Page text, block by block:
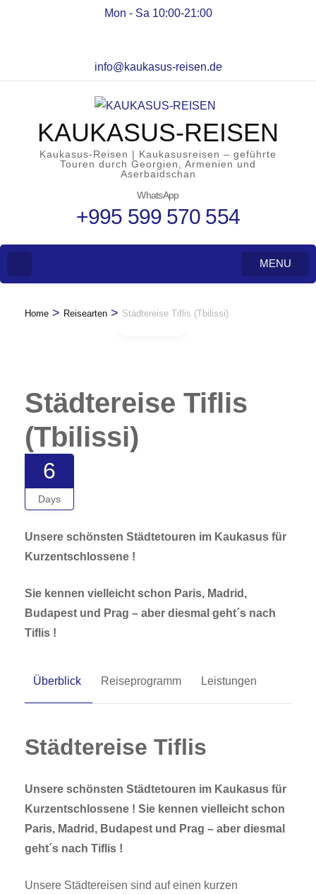
Mon - Sa 10:00-21:00
info@kaukasus-reisen.de
KAUKASUS-REISEN
Kaukasus-Reisen | Kaukasusreisen – geführte
Touren durch Georgien, Armenien und
Aserbaidschan
WhatsApp
+995 599 570 554
MENU
Home > Reisearten > Städtereise Tiflis (Tbilissi)
Städtereise Tiflis
(Tbilissi)
6
Days
Unsere schönsten Städtetouren im Kaukasus für
Kurzentschlossene !
Sie kennen vielleicht schon Paris, Madrid,
Budapest und Prag – aber diesmal geht´s nach
Tiflis !
Überblick Reiseprogramm Leistungen
Städtereise Tiflis
Unsere schönsten Städtetouren im Kaukasus für
Kurzentschlossene ! Sie kennen vielleicht schon
Paris, Madrid, Budapest und Prag – aber diesmal
geht´s nach Tiflis !
Unsere Städtereisen sind auf einen kurzen